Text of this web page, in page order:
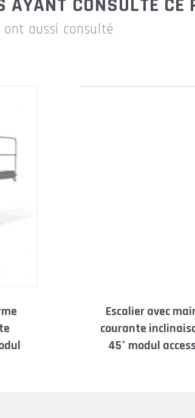
1,81m
2,79m
AYANT CONSULTÉ CE
ont aussi consulté
escalier avec main
courante
45° modul